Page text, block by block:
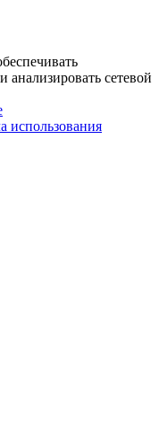
анализировать сетевой
использования